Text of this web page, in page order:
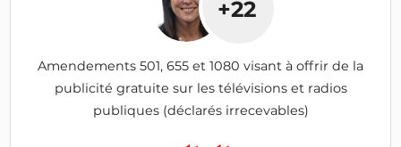
+22
Amendements 501, 655 et 1080 visant à offrir de la
publicité gratuite sur les télévisions et radios
publiques (déclarés irrecevables)